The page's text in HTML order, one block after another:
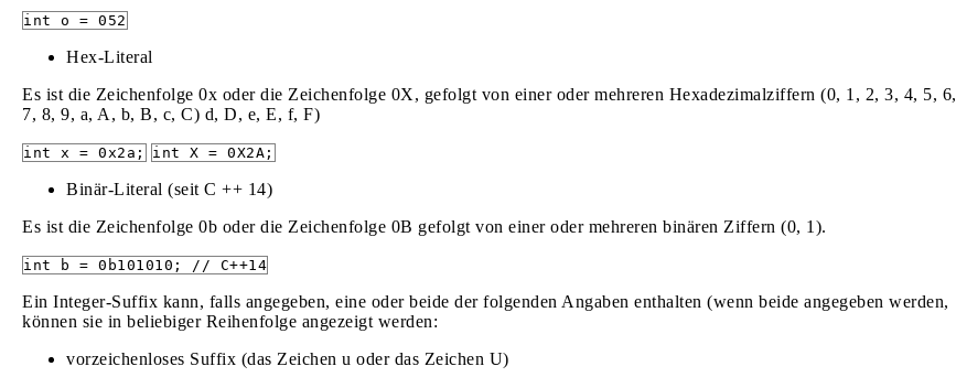
int o = 052
Hex-Literal
Es ist die Zeichenfolge 0x oder die Zeichenfolge 0X, gefolgt von einer oder mehreren Hexadezimalziffern (0, 1, 2, 3, 4, 5, 6,
7, 8, 9, a, A, b, B, c, C) d, D, e, E, f, F)
int x = 0x2a; int X = 0X2A;
Binär-Literal (seit C ++ 14)
Es ist die Zeichenfolge 0b oder die Zeichenfolge 0B gefolgt von einer oder mehreren binären Ziffern (0, 1).
int b = 0b101010; // C++14
Ein Integer-Suffix kann, falls angegeben, eine oder beide der folgenden Angaben enthalten (wenn beide angegeben werden,
können sie in beliebiger Reihenfolge angezeigt werden:
vorzeichenloses Suffix (das Zeichen u oder das Zeichen U)